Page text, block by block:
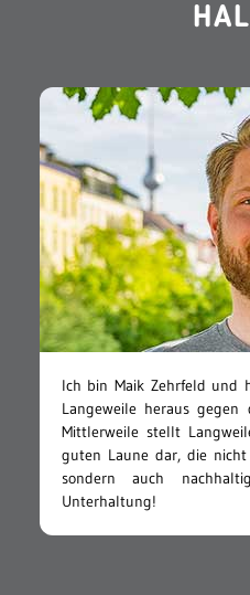
Ich bin Maik Zehrfeld und
Langeweile heraus gegen
Mittlerweile stellt
guten Laune dar, die
sondern auch
Unterhaltung!